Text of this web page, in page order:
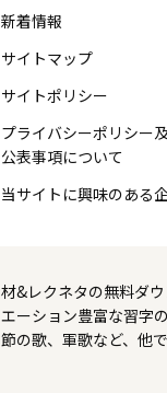
新着情報
サイトマップ
サイトポリシー
プライバシーポリシー
公表事項について
当サイトに興味のある
&レクネタの無料ダ
ーション豊富な習字
の歌、軍歌など、他